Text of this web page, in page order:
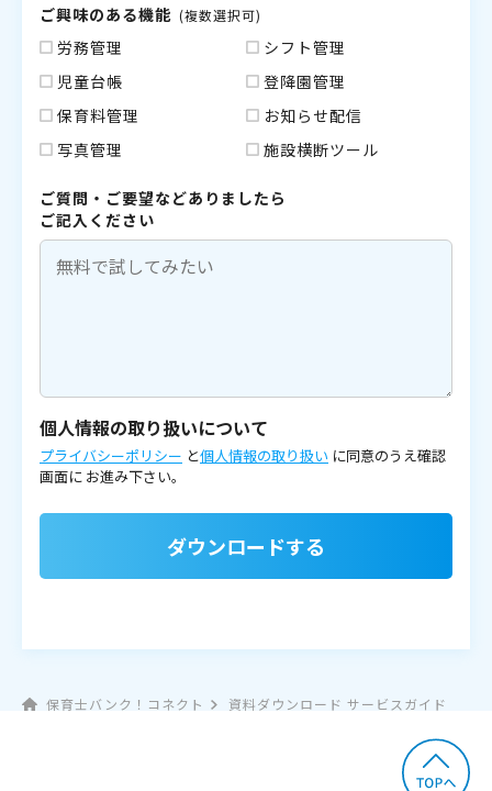
ご興味のある機能 (複数選択可)
労務管理
シフト管理
児童台帳
登降園管理
保育料管理
お知らせ配信
写真管理
施設横断ツール
ご質問・ご要望などありましたら
ご記入ください
個人情報の取り扱いについて
プライバシーポリシー と個人情報の取り扱い に同意のうえ確認
画面に お進み下さい。
ダウンロードする
保育士バンク！コネクト 資料ダウンロード サービスガイド